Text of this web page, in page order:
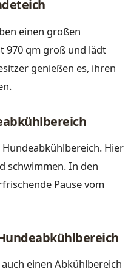
einen großen
970 qm groß und lädt
genießen es, ihren
Hier
schwimmen. In den
Pause vom
einen Abkühlbereich